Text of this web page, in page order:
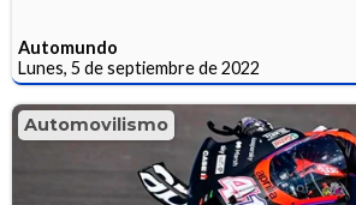
Automundo
Lunes, 5 de septiembre de 2022
Automovilismo